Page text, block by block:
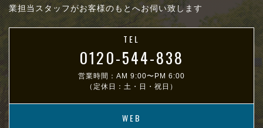
業担当スタッフがお客様のもとへお伺い致します
TEL
0120-544-838
営業時間：AM 9:00〜PM 6:00
（定休日：土・日・祝日）
WEB